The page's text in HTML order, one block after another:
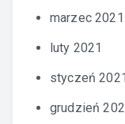
marzec 2021
luty 2021
styczeń
grudzień